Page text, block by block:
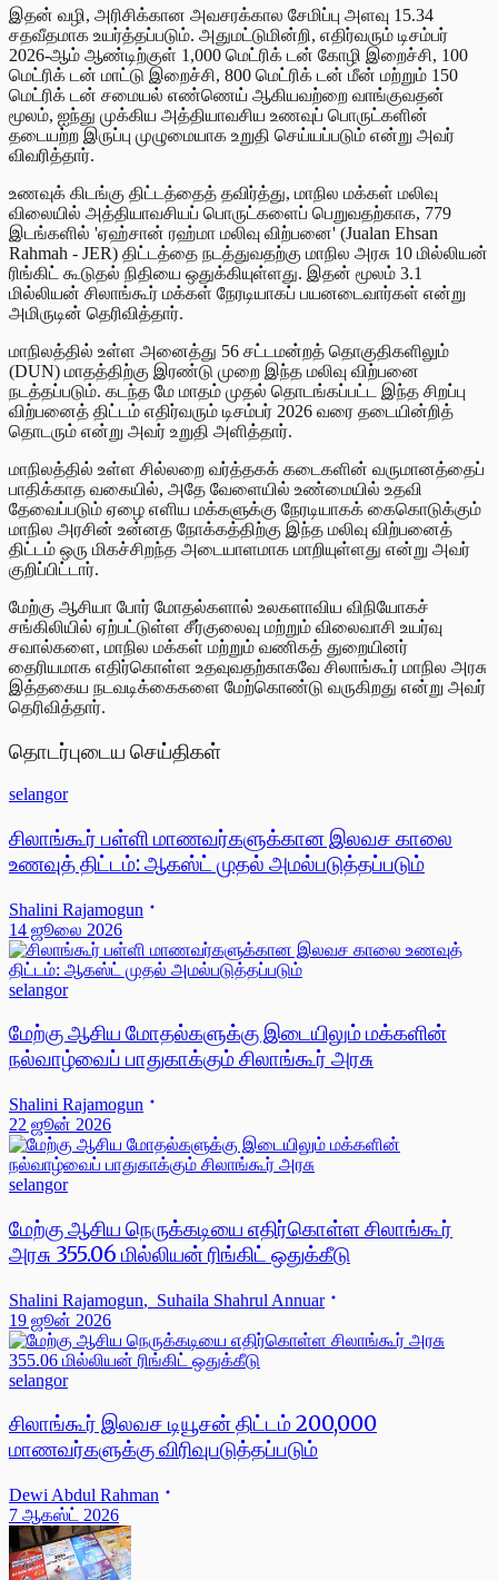
இதன் வழி, அரிசிக்கான அவசரக்கால சேமிப்பு அளவு 15.34
சதவீதமாக உயர்த்தப்படும். அதுமட்டுமின்றி, எதிர்வரும் டிசம்பர்
2026-ஆம் ஆண்டிற்குள் 1,000 மெட்ரிக் டன் கோழி இறைச்சி, 100
மெட்ரிக் டன் மாட்டு இறைச்சி, 800 மெட்ரிக் டன் மீன் மற்றும் 150
மெட்ரிக் டன் சமையல் எண்ணெய் ஆகியவற்றை வாங்குவதன்
மூலம், ஐந்து முக்கிய அத்தியாவசிய உணவுப் பொருட்களின்
தடையற்ற இருப்பு முழுமையாக உறுதி செய்யப்படும் என்று அவர்
விவரித்தார்.
உணவுக் கிடங்கு திட்டத்தைத் தவிர்த்து, மாநில மக்கள் மலிவு
விலையில் அத்தியாவசியப் பொருட்களைப் பெறுவதற்காக, 779
இடங்களில் 'ஏஹ்சான் ரஹ்மா மலிவு விற்பனை' (Jualan Ehsan
Rahmah - JER) திட்டத்தை நடத்துவதற்கு மாநில அரசு 10 மில்லியன்
ரிங்கிட் கூடுதல் நிதியை ஒதுக்கியுள்ளது. இதன் மூலம் 3.1
மில்லியன் சிலாங்கூர் மக்கள் நேரடியாகப் பயனடைவார்கள் என்று
அமிருடின் தெரிவித்தார்.
மாநிலத்தில் உள்ள அனைத்து 56 சட்டமன்றத் தொகுதிகளிலும்
(DUN) மாதத்திற்கு இரண்டு முறை இந்த மலிவு விற்பனை
நடத்தப்படும். கடந்த மே மாதம் முதல் தொடங்கப்பட்ட இந்த சிறப்பு
விற்பனைத் திட்டம் எதிர்வரும் டிசம்பர் 2026 வரை தடையின்றித்
தொடரும் என்று அவர் உறுதி அளித்தார்.
மாநிலத்தில் உள்ள சில்லறை வர்த்தகக் கடைகளின் வருமானத்தைப்
பாதிக்காத வகையில், அதே வேளையில் உண்மையில் உதவி
தேவைப்படும் ஏழை எளிய மக்களுக்கு நேரடியாகக் கைகொடுக்கும்
மாநில அரசின் உன்னத நோக்கத்திற்கு இந்த மலிவு விற்பனைத்
திட்டம் ஒரு மிகச்சிறந்த அடையாளமாக மாறியுள்ளது என்று அவர்
குறிப்பிட்டார்.
மேற்கு ஆசியா போர் மோதல்களால் உலகளாவிய விநியோகச்
சங்கிலியில் ஏற்பட்டுள்ள சீர்குலைவு மற்றும் விலைவாசி உயர்வு
சவால்களை, மாநில மக்கள் மற்றும் வணிகத் துறையினர்
தைரியமாக எதிர்கொள்ள உதவுவதற்காகவே சிலாங்கூர் மாநில அரசு
இத்தகைய நடவடிக்கைகளை மேற்கொண்டு வருகிறது என்று அவர்
தெரிவித்தார்.
தொடர்புடைய செய்திகள்
selangor
சிலாங்கூர் பள்ளி மாணவர்களுக்கான இலவச காலை
உணவுத் திட்டம்: ஆகஸ்ட் முதல் அமல்படுத்தப்படும்
Shalini Rajamogun
14 ஜூலை 2026
selangor
மேற்கு ஆசிய மோதல்களுக்கு இடையிலும் மக்களின்
நல்வாழ்வைப் பாதுகாக்கும் சிலாங்கூர் அரசு
Shalini Rajamogun
22 ஜூன் 2026
selangor
மேற்கு ஆசிய நெருக்கடியை எதிர்கொள்ள சிலாங்கூர்
அரசு 355.06 மில்லியன் ரிங்கிட் ஒதுக்கீடு
Shalini Rajamogun, Suhaila Shahrul Annuar
19 ஜூன் 2026
selangor
சிலாங்கூர் இலவச டியூசன் திட்டம் 200,000
மாணவர்களுக்கு விரிவுபடுத்தப்படும்
Dewi Abdul Rahman
7 ஆகஸ்ட் 2026